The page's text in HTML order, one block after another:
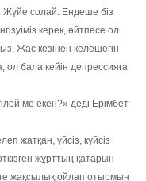
Жүйе солай. Ендеше біз
керек, әйтпесе ол
Жас кезінен келешегін
бала кейін депрессияға
ме екен?» деді Ерімбет
жатқан, үйсіз, күйсіз
жұрттың қатарын
жақсылық ойлап отырмын